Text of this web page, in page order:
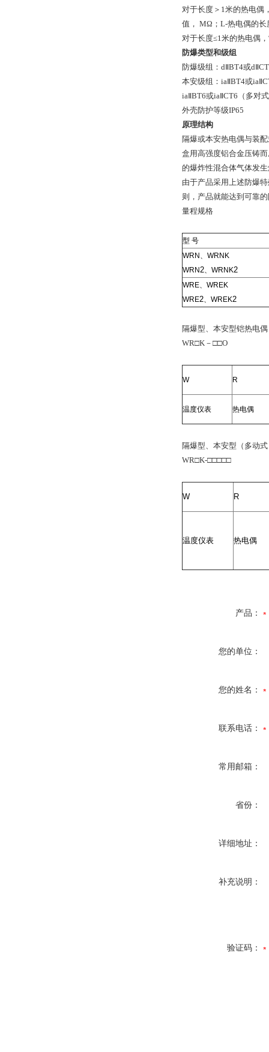
对于长度＞1米的热电偶
值， MΩ；L-热电偶的长
对于长度≤1米的热电偶
防爆类型和级组
防爆级组：dⅡBT4或dⅡ
本安级组：iaⅡBT4或iaⅡ
iaⅡBT6或iaⅡCT6 （多对
外壳防护等级IP65
原理结构
隔爆或本安热电偶与装
盒用高强度铝合金压铸
的爆炸性混合体气体发
由于产品采用上述防爆
则，产品就能达到可靠
量程规格
型 号
WRN、WRNK
WRN2、WRNK2
WRE、WREK
WRE2、WREK2
隔爆型、本安型铠热电偶
WR□K－□□O
W R
温度仪表 热电偶
隔爆型、本安型（多动
WR□K-□□□□□
W R
温度仪表 热电偶
产品：
您的单位：
您的姓名：
联系电话：
常用邮箱：
省份：
详细地址：
补充说明：
验证码：